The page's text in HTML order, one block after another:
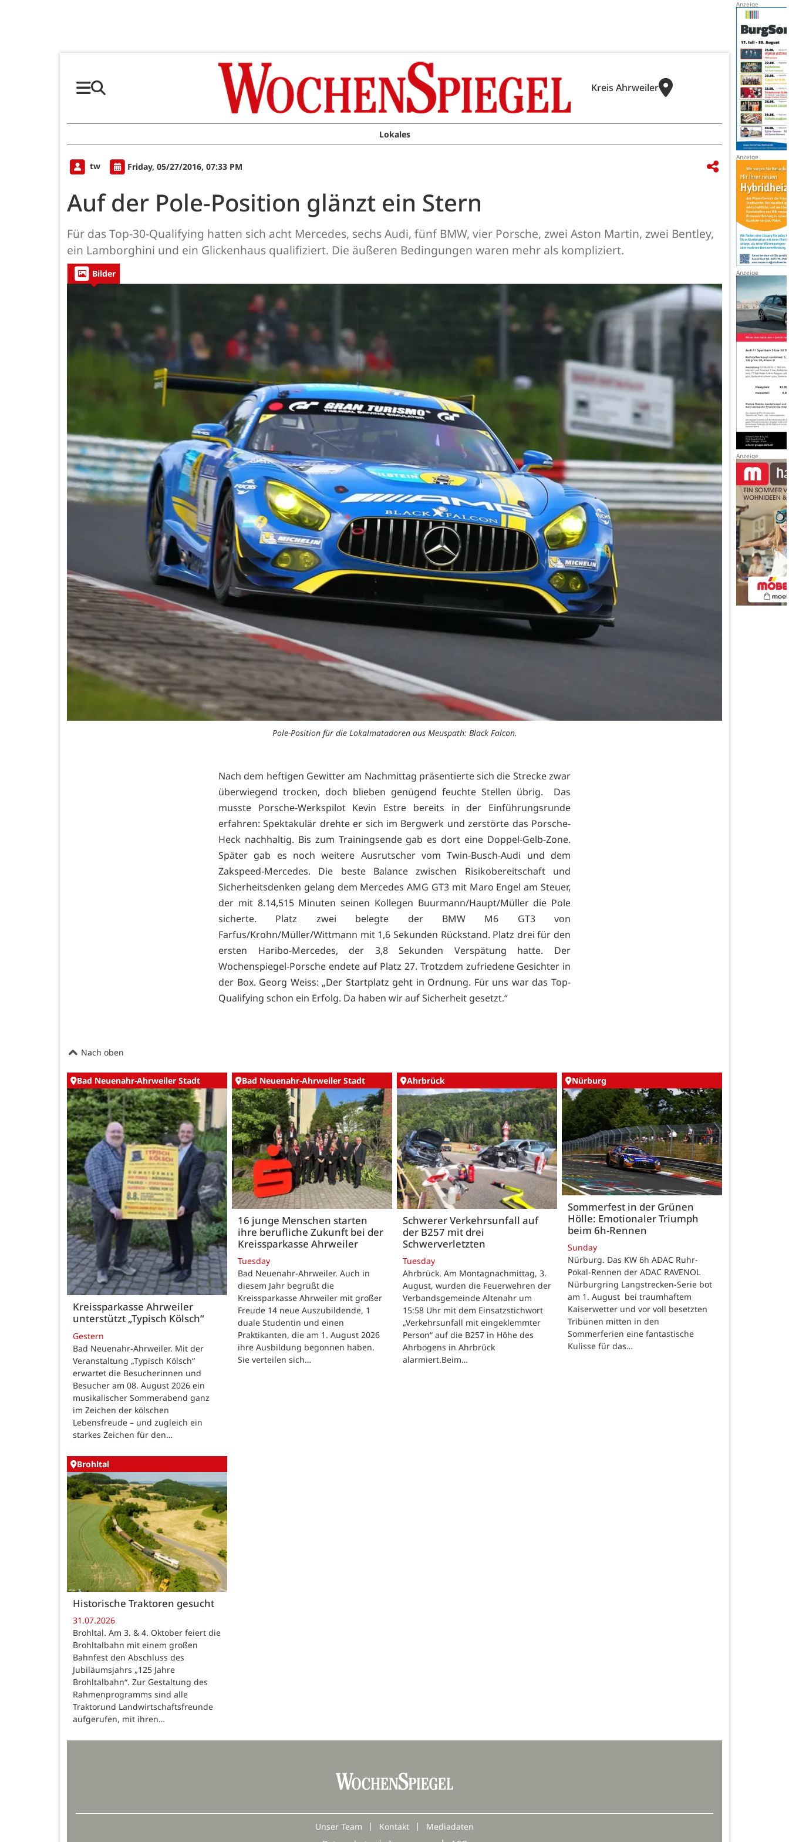
Kreis Ahrweiler
Lokales
tw Friday, 05/27/2016, 07:33 PM
Auf der Pole-Position glänzt ein Stern
Für das Top-30-Qualifying hatten sich acht Mercedes, sechs Audi, fünf BMW, vier Porsche, zwei Aston Martin, zwei Bentley,
ein Lamborghini und ein Glickenhaus qualifiziert. Die äußeren Bedingungen waren mehr als kompliziert.
Bilder
Pole-Position für die Lokalmatadoren aus Meuspath: Black Falcon.
Nach dem heftigen Gewitter am Nachmittag präsentierte sich die Strecke zwar
überwiegend trocken, doch blieben genügend feuchte Stellen übrig. Das
musste Porsche-Werkspilot Kevin Estre bereits in der Einführungsrunde
erfahren: Spektakulär drehte er sich im Bergwerk und zerstörte das Porsche-
Heck nachhaltig. Bis zum Trainingsende gab es dort eine Doppel-Gelb-Zone.
Später gab es noch weitere Ausrutscher vom Twin-Busch-Audi und dem
Zakspeed-Mercedes. Die beste Balance zwischen Risikobereitschaft und
Sicherheitsdenken gelang dem Mercedes AMG GT3 mit Maro Engel am Steuer,
der mit 8.14,515 Minuten seinen Kollegen Buurmann/Haupt/Müller die Pole
sicherte. Platz zwei belegte der BMW M6 GT3 von
Farfus/Krohn/Müller/Wittmann mit 1,6 Sekunden Rückstand. Platz drei für den
ersten Haribo-Mercedes, der 3,8 Sekunden Verspätung hatte. Der
Wochenspiegel-Porsche endete auf Platz 27. Trotzdem zufriedene Gesichter in
der Box. Georg Weiss: „Der Startplatz geht in Ordnung. Für uns war das Top-
Qualifying schon ein Erfolg. Da haben wir auf Sicherheit gesetzt.“
Nach oben
Bad Neuenahr-Ahrweiler Stadt
Kreissparkasse Ahrweiler
unterstützt „Typisch Kölsch“
Gestern
Bad Neuenahr-Ahrweiler. Mit der
Veranstaltung „Typisch Kölsch“
erwartet die Besucherinnen und
Besucher am 08. August 2026 ein
musikalischer Sommerabend ganz
im Zeichen der kölschen
Lebensfreude – und zugleich ein
starkes Zeichen für den…
Bad Neuenahr-Ahrweiler Stadt
16 junge Menschen starten
ihre berufliche Zukunft bei der
Kreissparkasse Ahrweiler
Tuesday
Bad Neuenahr-Ahrweiler. Auch in
diesem Jahr begrüßt die
Kreissparkasse Ahrweiler mit großer
Freude 14 neue Auszubildende, 1
duale Studentin und einen
Praktikanten, die am 1. August 2026
ihre Ausbildung begonnen haben.
Sie verteilen sich…
Ahrbrück
Schwerer Verkehrsunfall auf
der B257 mit drei
Schwerverletzten
Tuesday
Ahrbrück. Am Montagnachmittag, 3.
August, wurden die Feuerwehren der
Verbandsgemeinde Altenahr um
15:58 Uhr mit dem Einsatzstichwort
„Verkehrsunfall mit eingeklemmter
Person“ auf die B257 in Höhe des
Ahrbogens in Ahrbrück
alarmiert.Beim…
Nürburg
Sommerfest in der Grünen
Hölle: Emotionaler Triumph
beim 6h-Rennen
Sunday
Nürburg. Das KW 6h ADAC Ruhr-
Pokal-Rennen der ADAC RAVENOL
Nürburgring Langstrecken-Serie bot
am 1. August bei traumhaftem
Kaiserwetter und vor voll besetzten
Tribünen mitten in den
Sommerferien eine fantastische
Kulisse für das…
Brohltal
Historische Traktoren gesucht
31.07.2026
Brohltal. Am 3. & 4. Oktober feiert die
Brohltalbahn mit einem großen
Bahnfest den Abschluss des
Jubiläumsjahrs „125 Jahre
Brohltalbahn“. Zur Gestaltung des
Rahmenprogramms sind alle
Traktorund Landwirtschaftsfreunde
aufgerufen, mit ihren…
Unser Team Kontakt
Mediadaten